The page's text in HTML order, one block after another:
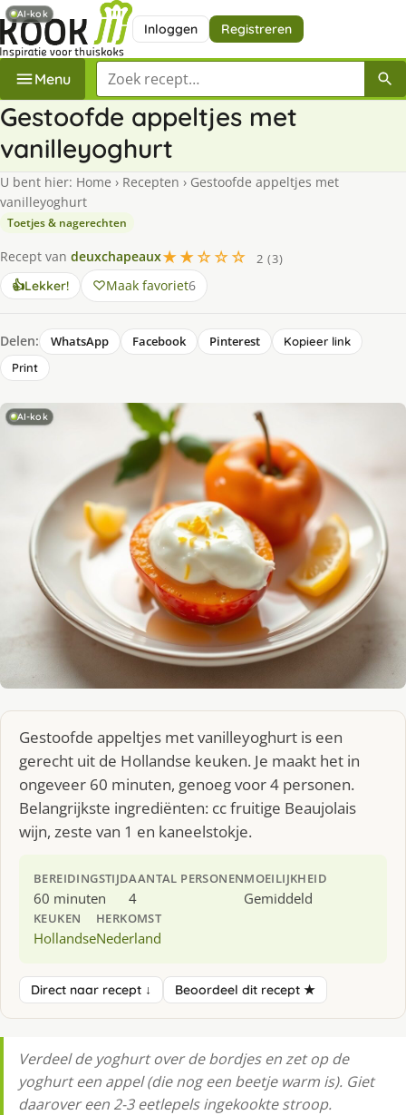
Inloggen Registreren
Menu Zoek een recept
Gestoofde appeltjes met
vanilleyoghurt
U bent hier: Home › Recepten › Gestoofde appeltjes met
vanilleyoghurt
Toetjes & nagerechten
Recept van deuxchapeaux★★☆☆☆
2 (3)
👍Lekker! Maak favoriet6
Delen: WhatsApp Facebook Pinterest
Kopieer link
Print
AI-kok
Gestoofde appeltjes met vanilleyoghurt is een
gerecht uit de Hollandse keuken. Je maakt het in
ongeveer 60 minuten, genoeg voor 4 personen.
Belangrijkste ingrediënten: cc fruitige Beaujolais
wijn, zeste van 1 en kaneelstokje.
BEREIDINGSTIJD
60 minuten
AANTAL PERSONEN
4
MOEILIJKHEID
Gemiddeld
KEUKEN
Hollandse
HERKOMST
Nederland
Direct naar recept ↓ Beoordeel dit recept ★
Verdeel de yoghurt over de bordjes en zet op de
yoghurt een appel (die nog een beetje warm is). Giet
daarover een 2-3 eetlepels ingekookte stroop.
AI-kok